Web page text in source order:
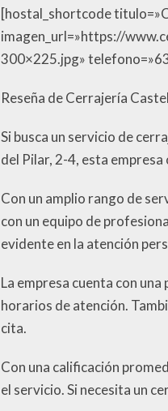
[hostal_shortcode
imagen_url=»https://
300×225.jpg»
Reseña de Cerrajería
Si busca un servicio de
del Pilar, 2-4, esta
Con un amplio rango de
con un equipo de
evidente en la atención
La empresa cuenta con
horarios de atención.
cita.
Con una calificación
el servicio. Si necesita un